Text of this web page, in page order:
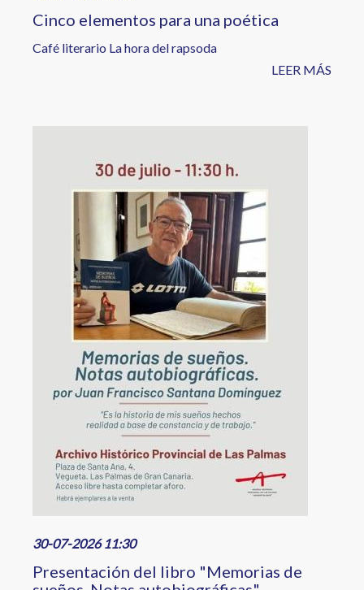
Cinco elementos para una poética
Café literario La hora del rapsoda
LEER MÁS
30-07-2026 11:30
Presentación del libro "Memorias de